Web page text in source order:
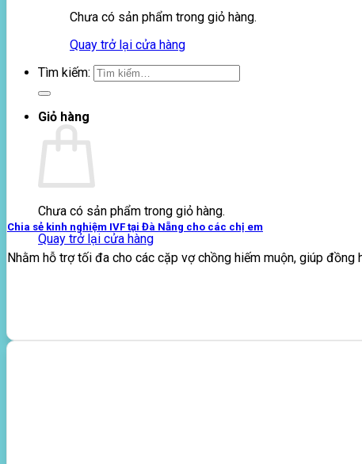
Chưa có sản phẩm trong giỏ hàng.
Quay trở lại cửa hàng
Tìm kiếm:
Giỏ hàng
Chưa có sản phẩm trong giỏ hàng.
Quay trở lại cửa hàng
Chia sẻ kinh nghiệm IVF tại Đà Nẵng cho các chị em
Nhằm hỗ trợ tối đa cho các cặp vợ chồng hiếm muộn, giúp đồng